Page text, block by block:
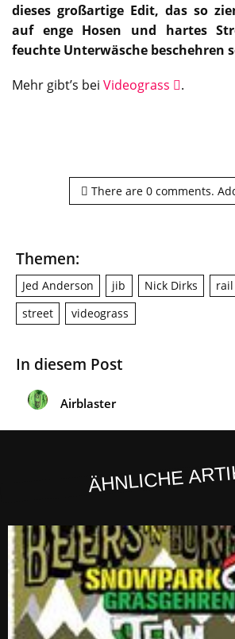
dieses großartige Edit, das so
auf enge Hosen und hartes
feuchte Unterwäsche beschehren
Mehr gibt’s bei Videograss .
There are 0 comments.
Themen:
Jed Anderson jib Nick Dirks rail
street
videograss
In diesem Post
Airblaster
ÄHNLICHE